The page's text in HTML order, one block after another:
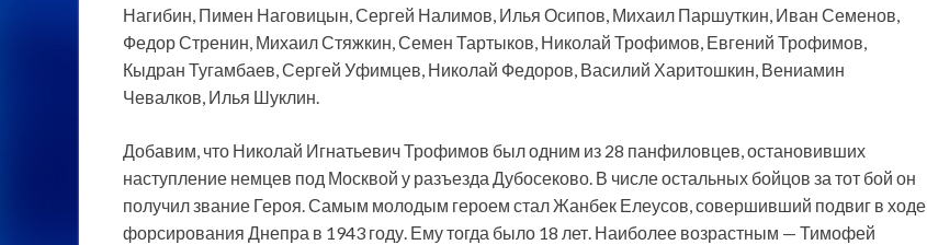
Нагибин, Пимен Наговицын, Сергей Налимов, Илья Осипов, Михаил Паршуткин, Иван Семенов,
Федор Стренин, Михаил Стяжкин, Семен Тартыков, Николай Трофимов, Евгений Трофимов,
Кыдран Тугамбаев, Сергей Уфимцев, Николай Федоров, Василий Харитошкин, Вениамин
Чевалков, Илья Шуклин.
Добавим, что Николай Игнатьевич Трофимов был одним из 28 панфиловцев, остановивших
наступление немцев под Москвой у разъезда Дубосеково. В числе остальных бойцов за тот бой он
получил звание Героя. Самым молодым героем стал Жанбек Елеусов, совершивший подвиг в ходе
форсирования Днепра в 1943 году. Ему тогда было 18 лет. Наиболее возрастным — Тимофей